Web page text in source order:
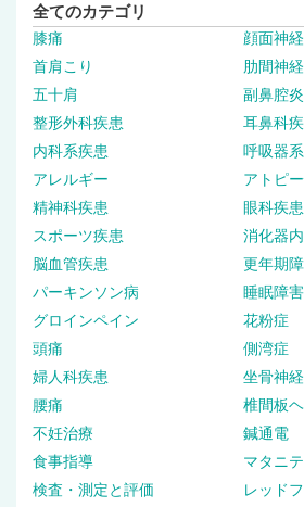
全てのカテゴリ
膝痛
顔面神
首肩こり
肋間神
五十肩
副鼻腔炎
整形外科疾患
耳鼻科
内科系疾患
呼吸器
アレルギー
アトピ
精神科疾患
眼科疾患
スポーツ疾患
消化器
脳血管疾患
更年期
パーキンソン病
睡眠障害
グロインペイン
花粉症
頭痛
側湾症
婦人科疾患
坐骨神
腰痛
椎間板
不妊治療
鍼通電
食事指導
マタニ
検査・測定と評価
レッド